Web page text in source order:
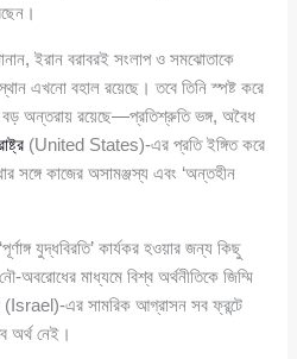
ইরান বরাবরই সংলাপ ও সমঝোতাকে
এখনো বহাল রয়েছে। তবে তিনি স্পষ্ট করে
বড় অন্তরায় রয়েছে—প্রতিশ্রুতি ভঙ্গ, অবৈধ
(United States)-এর প্রতি ইঙ্গিত করে
সঙ্গে কাজের অসামঞ্জস্য এবং ‘অন্তহীন
যুদ্ধবিরতি’ কার্যকর হওয়ার জন্য কিছু
মাধ্যমে বিশ্ব অর্থনীতিকে জিম্মি
(Israel)-এর সামরিক আগ্রাসন সব ফ্রন্টে
অর্থ নেই।